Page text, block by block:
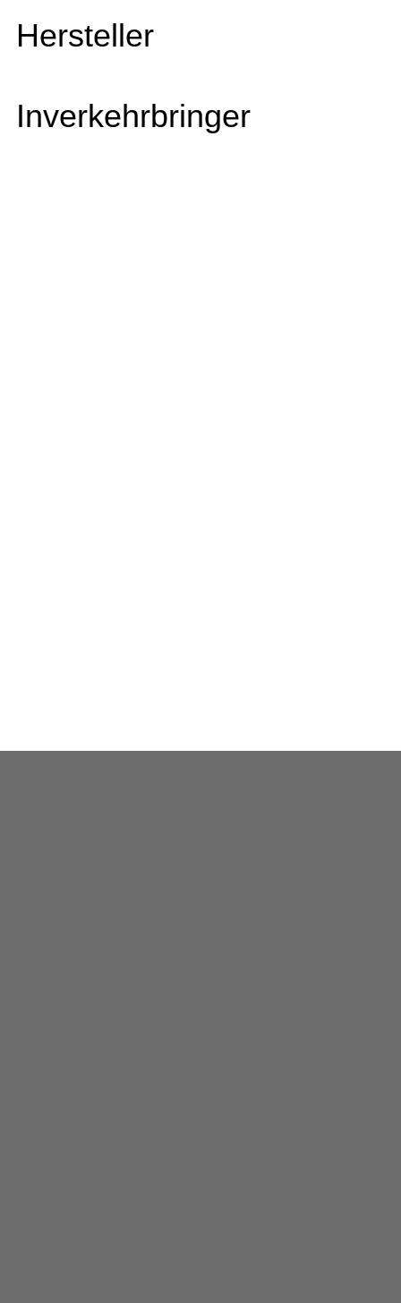
Hersteller
Inverkehrbringer